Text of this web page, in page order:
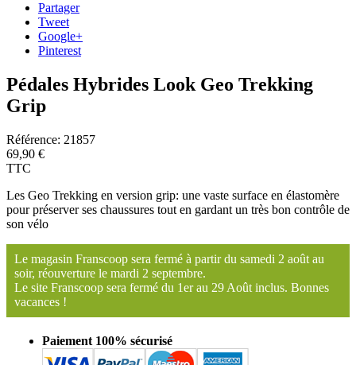
Partager
Tweet
Google+
Pinterest
Pédales Hybrides Look Geo Trekking
Grip
Référence: 21857
69,90 €
TTC
Les Geo Trekking en version grip: une vaste surface en élastomère
pour préserver ses chaussures tout en gardant un très bon contrôle de
son vélo
Le magasin Franscoop sera fermé à partir du samedi 2 août au
soir, réouverture le mardi 2 septembre.
Le site Franscoop sera fermé du 1er au 29 Août inclus. Bonnes
vacances !
Paiement 100% sécurisé